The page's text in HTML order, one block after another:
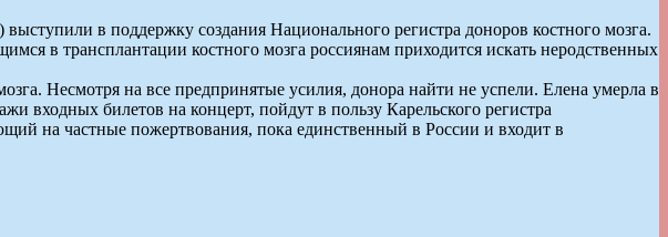
в поддержку создания Национального регистра доноров костного мозга.
в трансплантации костного мозга россиянам приходится искать неродственных
Несмотря на все предпринятые усилия, донора найти не успели. Елена умерла в
входных билетов на концерт, пойдут в пользу Карельского регистра
на частные пожертвования, пока единственный в России и входит в